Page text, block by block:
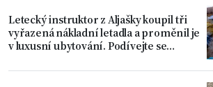
Letecký instruktor z Aljašky koupil tři
vyřazená nákladní letadla a proměnil je
v luxusní ubytování. Podívejte se